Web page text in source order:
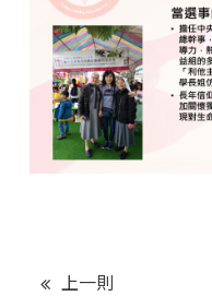
上一則